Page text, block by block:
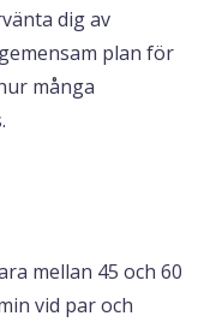
dig av
plan för
många
mellan 45 och 60
vid par och